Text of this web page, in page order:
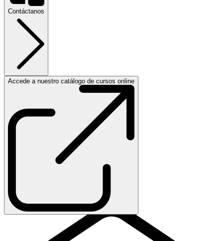
Contáctanos
Accede a nuestro catálogo de cursos online